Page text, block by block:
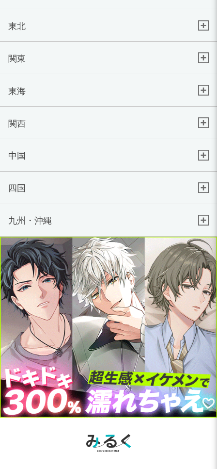
東北
関東
東海
関西
中国
四国
九州・沖縄